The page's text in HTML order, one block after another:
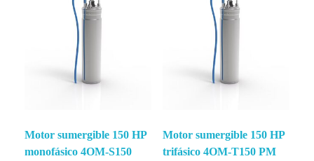
Motor sumergible 150 HP
monofásico 4OM-S150
Motor sumergible 150 HP
trifásico 4OM-T150 PM